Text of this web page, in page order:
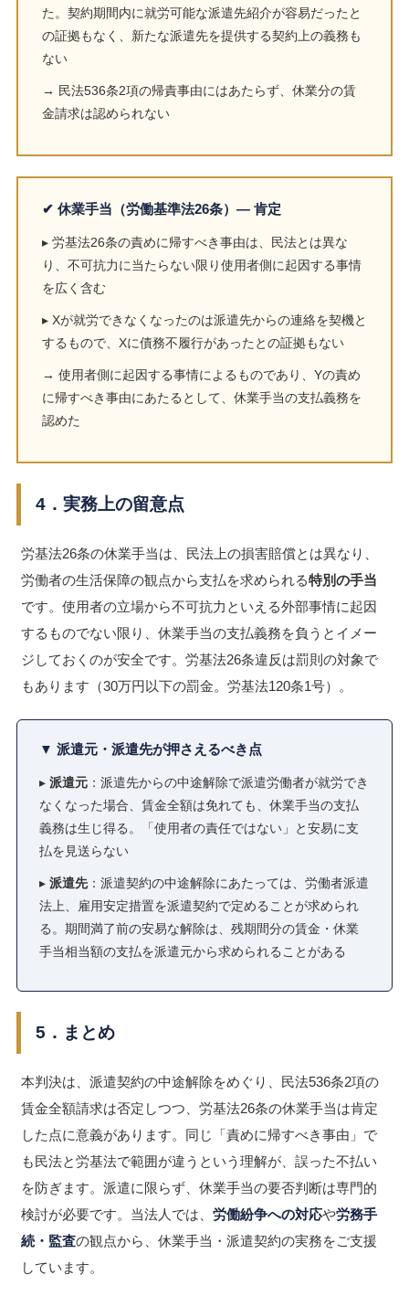
た。契約期間内に就労可能な派遣先紹介が容易だったと
の証拠もなく、新たな派遣先を提供する契約上の義務も
ない
→ 民法536条2項の帰責事由にはあたらず、休業分の賃
金請求は認められない
✔ 休業手当（労働基準法26条）― 肯定
▸ 労基法26条の責めに帰すべき事由は、民法とは異な
り、不可抗力に当たらない限り使用者側に起因する事情
を広く含む
▸ Xが就労できなくなったのは派遣先からの連絡を契機と
するもので、Xに債務不履行があったとの証拠もない
→ 使用者側に起因する事情によるものであり、Yの責め
に帰すべき事由にあたるとして、休業手当の支払義務を
認めた
4．実務上の留意点
労基法26条の休業手当は、民法上の損害賠償とは異なり、
労働者の生活保障の観点から支払を求められる特別の手当
です。使用者の立場から不可抗力といえる外部事情に起因
するものでない限り、休業手当の支払義務を負うとイメー
ジしておくのが安全です。労基法26条違反は罰則の対象で
もあります（30万円以下の罰金。労基法120条1号）。
▼ 派遣元・派遣先が押さえるべき点
▸ 派遣元 ：派遣先からの中途解除で派遣労働者が就労でき
なくなった場合、賃金全額は免れても、休業手当の支払
義務は生じ得る。「使用者の責任ではない」と安易に支
払を見送らない
▸ 派遣先 ：派遣契約の中途解除にあたっては、労働者派遣
法上、雇用安定措置を派遣契約で定めることが求められ
る。期間満了前の安易な解除は、残期間分の賃金・休業
手当相当額の支払を派遣元から求められることがある
5．まとめ
本判決は、派遣契約の中途解除をめぐり、民法536条2項の
賃金全額請求は否定しつつ、労基法26条の休業手当は肯定
した点に意義があります。同じ「責めに帰すべき事由」で
も民法と労基法で範囲が違うという理解が、誤った不払い
を防ぎます。派遣に限らず、休業手当の要否判断は専門的
検討が必要です。当法人では、 労働紛争への対応や労務手
続・監査の観点から、休業手当・派遣契約の実務をご支援
しています。